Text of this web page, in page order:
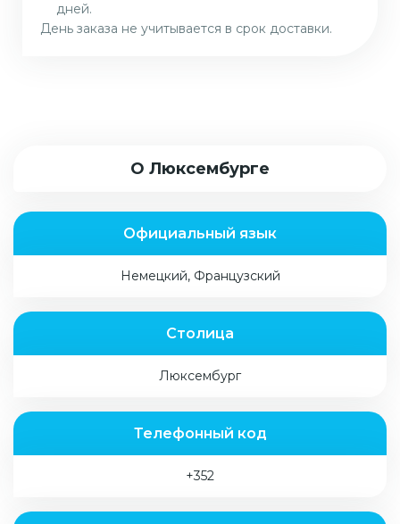
дней.
День заказа не учитывается в срок доставки.
О Люксембурге
Официальный язык
Немецкий, Французский
Столица
Люксембург
Телефонный код
+352